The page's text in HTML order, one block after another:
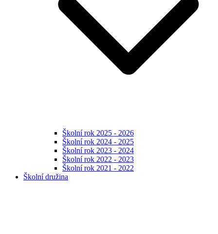
Školní rok 2025 - 2026
Školní rok 2024 - 2025
Školní rok 2023 - 2024
Školní rok 2022 - 2023
Školní rok 2021 - 2022
Školní družina